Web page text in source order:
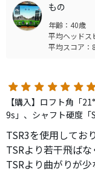
もの
年齢：40歳
平均ヘッド
平均スコア：
【購入】ロフト角「
9s」、シャフト硬度「S
TSR3を使用してお
TSRより若干飛ば
TSRより曲がりが少